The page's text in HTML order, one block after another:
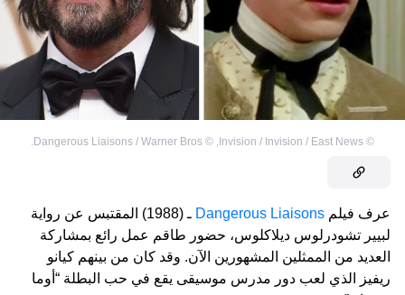
©
Invision / Invision / East News
,
©
Dangerous Liaisons / Warner Bros.
عرف فيلم Dangerous Liaisons
ـ (1988) المقتبس عن رواية
لبيير تشودرلوس ديلاكلوس، حضور طاقم عمل رائع بمشاركة
العديد من الممثلين المشهورين الآن. وقد كان من بينهم كيانو
ريفيز الذي لعب دور مدرس موسيقى يقع في حب البطلة “أوما